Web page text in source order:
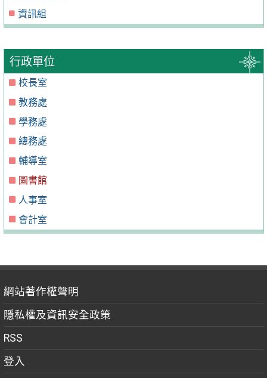
資訊組
行政單位
校長室
教務處
學務處
總務處
輔導室
圖書館
人事室
會計室
網站著作權聲明
隱私權及資訊安全政策
RSS
登入